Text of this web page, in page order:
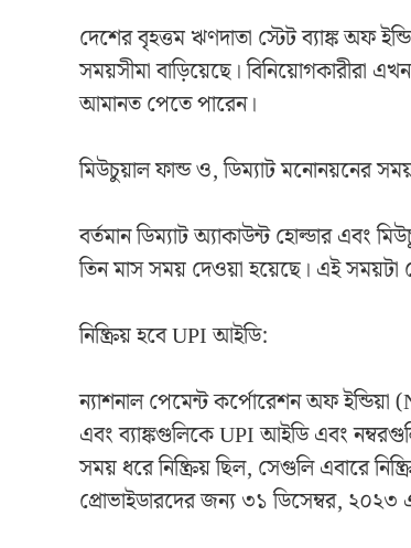
দেশের বৃহত্তম ঋণদাতা স্টেট ব্যাঙ্ক অফ
সময়সীমা বাড়িয়েছে। বিনিয়োগকারীরা
আমানত পেতে পারেন।
মিউচুয়াল ফান্ড ও, ডিম্যাট মনোনয়নের
বর্তমান ডিম্যাট অ্যাকাউন্ট হোল্ডার এবং
তিন মাস সময় দেওয়া হয়েছে। এই সময়টা
নিষ্ক্রিয় হবে UPI আইডি:
ন্যাশনাল পেমেন্ট কর্পোরেশন অফ
এবং ব্যাঙ্কগুলিকে UPI আইডি এবং
সময় ধরে নিষ্ক্রিয় ছিল, সেগুলি এবারে
প্রোভাইডারদের জন্য ৩১ ডিসেম্বর, ২০২৩